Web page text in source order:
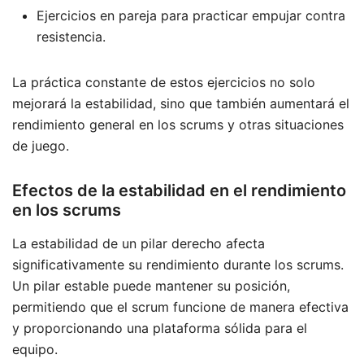
Ejercicios en pareja para practicar empujar contra
resistencia.
La práctica constante de estos ejercicios no solo
mejorará la estabilidad, sino que también aumentará el
rendimiento general en los scrums y otras situaciones
de juego.
Efectos de la estabilidad en el rendimiento
en los scrums
La estabilidad de un pilar derecho afecta
significativamente su rendimiento durante los scrums.
Un pilar estable puede mantener su posición,
permitiendo que el scrum funcione de manera efectiva
y proporcionando una plataforma sólida para el
equipo.